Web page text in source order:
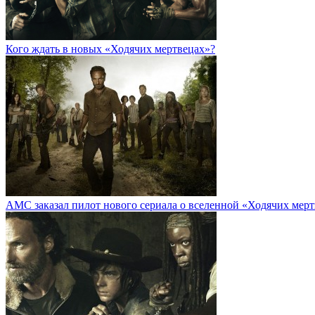
Кого ждать в новых «Ходячих мертвецах»?
AMC заказал пилот нового сериала о вселенной «Ходячих